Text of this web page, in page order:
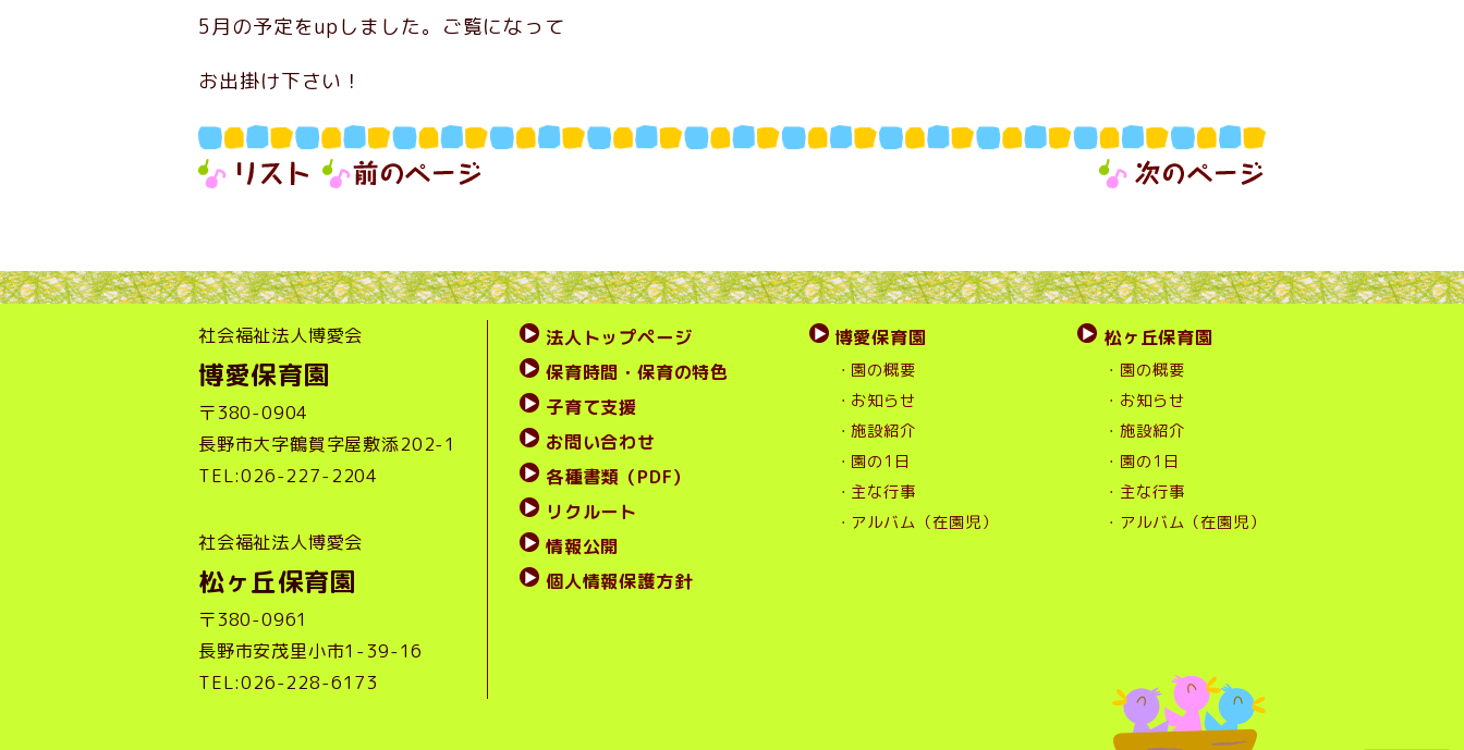
5月の予定をupしました。ご覧になって
お出掛け下さい！
社会福祉法人博愛会
博愛保育園
〒380-0904
長野市大字鶴賀字屋敷添202-1
TEL:026-227-2204
社会福祉法人博愛会
松ヶ丘保育園
〒380-0961
長野市安茂里小市1-39-16
TEL:026-228-6173
法人トップページ
保育時間・保育の特色
子育て支援
お問い合わせ
各種書類（PDF）
リクルート
情報公開
個人情報保護方針
博愛保育園
・園の概要
・お知らせ
・施設紹介
・園の1日
・主な行事
・アルバム（在園児）
松ヶ丘保育園
・園の概要
・お知らせ
・施設紹介
・園の1日
・主な行事
・アルバム（在園児）